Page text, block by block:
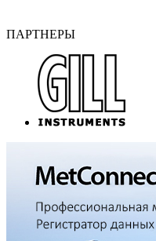
ПАРТНЕРЫ